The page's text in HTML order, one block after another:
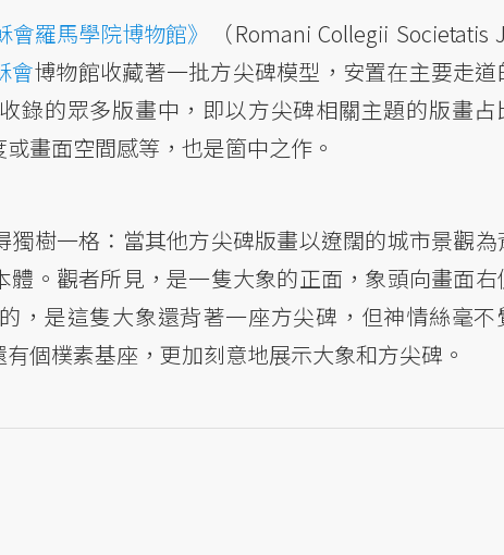
會羅馬學院博物館》
（Romani Collegii Societatis
會博物館收藏著一批方尖碑模型，安置在主要走道
錄的眾多版畫中，即以方尖碑相關主題的版畫占
畫面空間感等，也是箇中之作。
樹一格：當其他方尖碑版畫以遼闊的城市景觀為
。觀者所見，是一隻大象的正面，象頭向畫面右
，是這隻大象還背著一座方尖碑，但神情絲毫不
個樸素基座，更加刻意地展示大象和方尖碑。